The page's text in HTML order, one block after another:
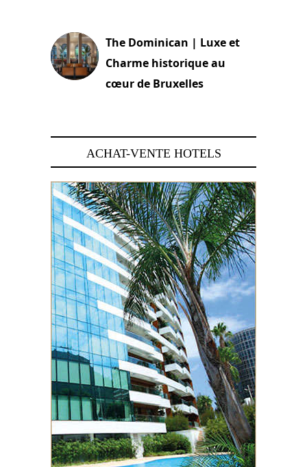
The Dominican | Luxe et
Charme historique au
cœur de Bruxelles
ACHAT-VENTE HOTELS